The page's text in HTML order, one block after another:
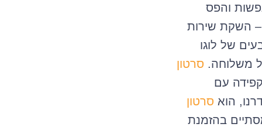
והפס
– השקת שירות
של לוגו
משלוחה. סרטון
עם
הוא סרטון
בהזמנת